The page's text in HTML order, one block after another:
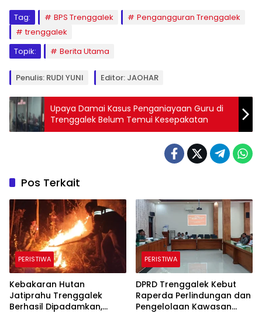
Tag: BPS Trenggalek
Pengangguran Trenggalek
trenggalek
Topik:
Berita Utama
Penulis: RUDI YUNI Editor: JAOHAR
Upaya Damai Kasus Penganiayaan Guru di
Trenggalek Belum Temui Kesepakatan
Pos Terkait
PERISTIWA
Kebakaran Hutan
Jatiprahu Trenggalek
Berhasil Dipadamkan,
PERISTIWA
DPRD Trenggalek Kebut
Raperda Perlindungan dan
Pengelolaan Kawasan